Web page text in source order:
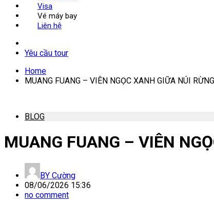
Visa
Vé máy bay
Liên hệ
Yêu cầu tour
Home
MUANG FUANG – VIÊN NGỌC XANH GIỮA NÚI
BLOG
MUANG FUANG – VIÊN
BY Cường
08/06/2026 15:36
no comment